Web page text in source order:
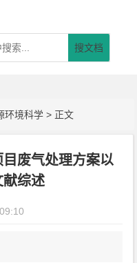
搜文档
环境科学 > 正文
废气处理方案以
献综述